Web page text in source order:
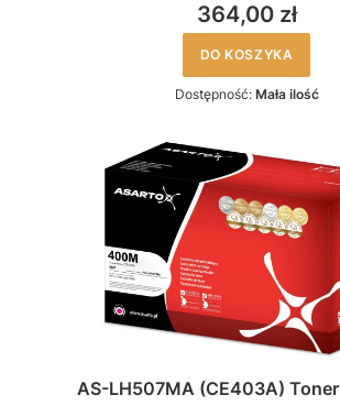
364,00 zł
DO KOSZYKA
Dostępność: Mała ilość
AS-LH507MA (CE403A)